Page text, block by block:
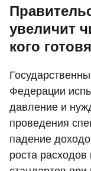
увеличит
кого
Федерации
давление и
проведения
падение
роста